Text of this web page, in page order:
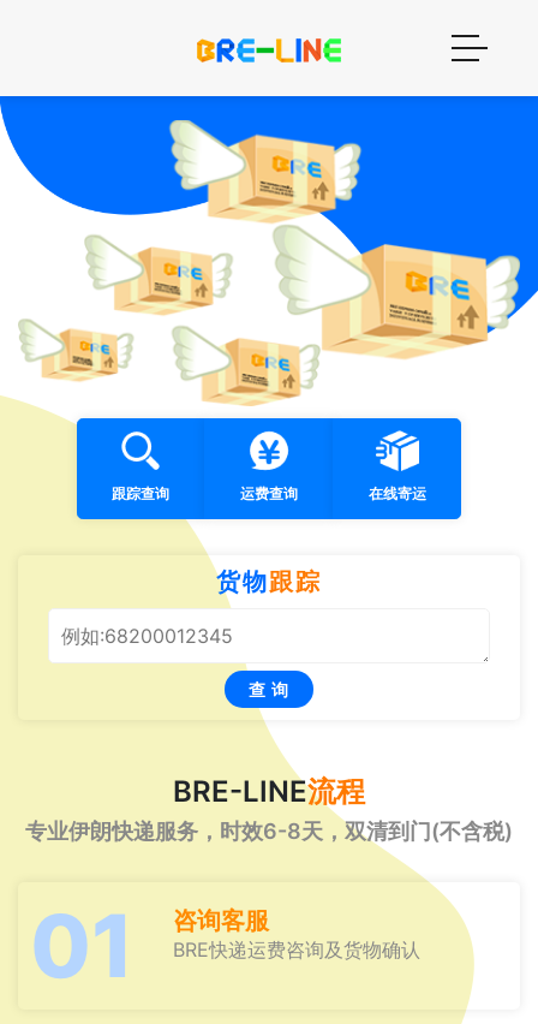
跟踪查询 运费查询 在线寄运
货物跟踪
查 询
BRE-LINE流程
专业伊朗快递服务，时效6-8天，双清到门(不含税)
01 咨询客服
BRE快递运费咨询及货物确认